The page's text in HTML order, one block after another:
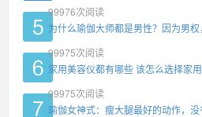
99976次阅读
为什么瑜伽大师都是男性？因为男
99975次阅读
家用美容仪都有哪些 该怎么选择家
99975次阅读
瑜伽女神式：瘦大腿最好的动作，